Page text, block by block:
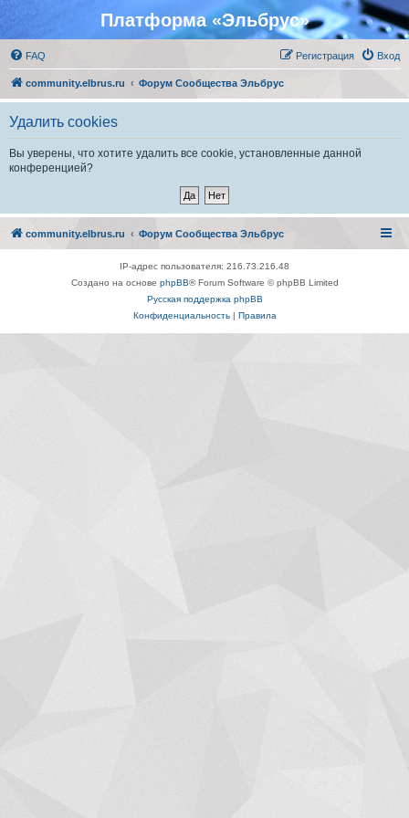
Платформа «Эльбрус»
FAQ Вход
Регистрация
community.elbrus.ru Форум Сообщества Эльбрус
Удалить cookies
Вы уверены, что хотите удалить все cookie, установленные данной
конференцией?
community.elbrus.ru Форум Сообщества Эльбрус
IP-адрес пользователя: 216.73.216.48
Создано на основе phpBB® Forum Software © phpBB Limited
Русская поддержка phpBB
Конфиденциальность| Правила